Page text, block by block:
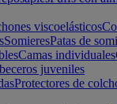
viscoelásticos
SomieresPatas de
Camas individuales
juveniles
Protectores de